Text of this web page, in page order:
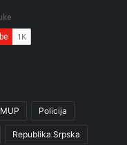
MUP Policija
Republika Srpska